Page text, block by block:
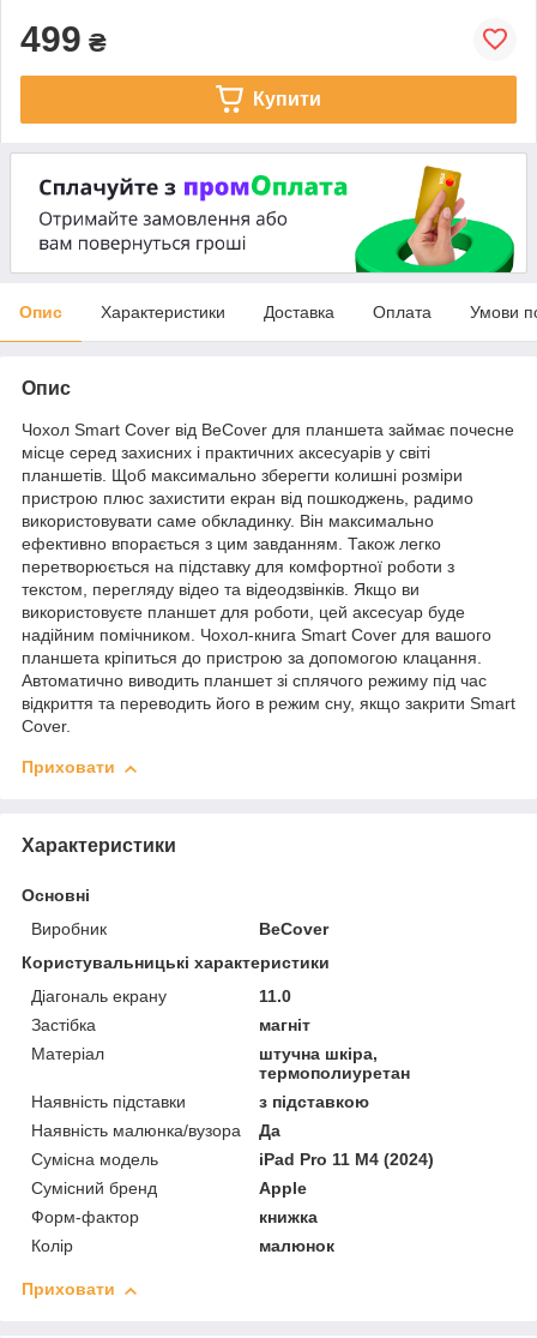
499 ₴
Купити
Опис Характеристики Доставка Оплата Умови
Опис
Чохол Smart Cover від BeCover для планшета займає почесне
місце серед захисних і практичних аксесуарів у світі
планшетів. Щоб максимально зберегти колишні розміри
пристрою плюс захистити екран від пошкоджень, радимо
використовувати саме обкладинку. Він максимально
ефективно впорається з цим завданням. Також легко
перетворюється на підставку для комфортної роботи з
текстом, перегляду відео та відеодзвінків. Якщо ви
використовуєте планшет для роботи, цей аксесуар буде
надійним помічником. Чохол-книга Smart Cover для вашого
планшета кріпиться до пристрою за допомогою клацання.
Автоматично виводить планшет зі сплячого режиму під час
відкриття та переводить його в режим сну, якщо закрити Smart
Cover.
Приховати
Характеристики
Основні
Виробник
BeCover
Користувальницькі характеристики
Діагональ екрану
11.0
Застібка
магніт
Матеріал
штучна шкіра,
термополиуретан
Наявність підставки
з підставкою
Наявність малюнка/вузора
Да
Сумісна модель
iPad Pro 11 M4 (2024)
Сумісний бренд
Apple
Форм-фактор
книжка
Колір
малюнок
Приховати